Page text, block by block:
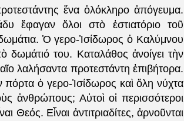
ἕνα ὁλόκληρο ἀπόγευμα.
ἔφαγαν ὅλοι στὸ ἑστιατόριο τοῦ
Ὁ γερο-Ἰσίδωρος ὁ Καλύμνου
δωμάτιό του. Καταλάθος ἀνοίγει τὴν
λαλήσαντα προτεστάντη ἐπιβήτορα.
ὁ γερο-Ἰσίδωρος καὶ ὅλη νύχτα
ἀνθρώπους; Αὐτοὶ οἱ περισσότεροι
Θεός. Εἶναι ἀντιτριαδίτες, ἀρνοῦνται